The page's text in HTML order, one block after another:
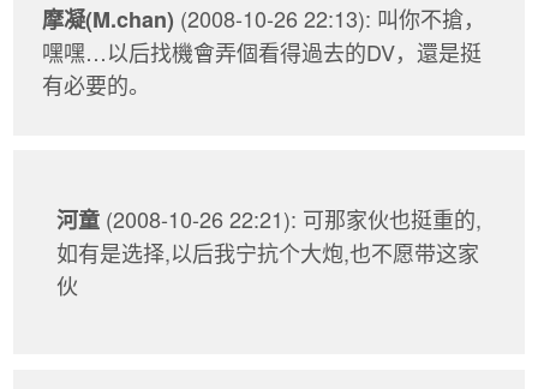
摩凝(M.chan) (2008-10-26 22:13): 叫你不搶，
嘿嘿…以后找機會弄個看得過去的DV，還是挺
有必要的。
河童 (2008-10-26 22:21): 可那家伙也挺重的,
如有是选择,以后我宁抗个大炮,也不愿带这家
伙